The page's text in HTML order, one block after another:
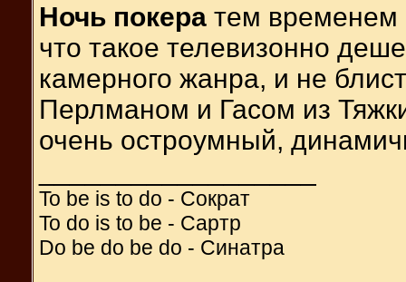
Ночь покера тем временем
что такое телевизонно
камерного жанра, и не
Перлманом и Гасом из
очень остроумный,
To be is to do - Сократ
To do is to be - Сартр
Do be do be do - Синатра